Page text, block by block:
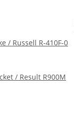
/ Russell R-410F-0